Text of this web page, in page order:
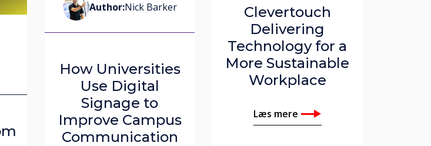
Author:Nick Barker
How Universities
Use Digital
Signage to
Improve Campus
Communication
Clevertouch
Delivering
Technology for a
More Sustainable
Workplace
Læs mere